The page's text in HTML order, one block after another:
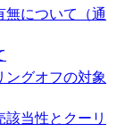
無について（通
ングオフの対象
当性とクーリ